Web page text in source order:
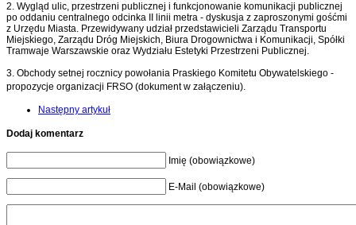
2. Wygląd ulic, przestrzeni publicznej i funkcjonowanie komunikacji publicznej
po oddaniu centralnego odcinka II linii metra - dyskusja z zaproszonymi gośćmi
z Urzędu Miasta. Przewidywany udział przedstawicieli Zarządu Transportu
Miejskiego, Zarządu Dróg Miejskich, Biura Drogownictwa i Komunikacji, Spółki
Tramwaje Warszawskie oraz Wydziału Estetyki Przestrzeni Publicznej.
3. Obchody setnej rocznicy powołania Praskiego Komitetu Obywatelskiego -
propozycje organizacji FRSO (dokument w załączeniu).
Następny artykuł
Dodaj komentarz
Imię (obowiązkowe)
E-Mail (obowiązkowe)